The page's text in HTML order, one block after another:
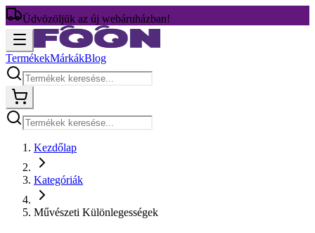
Üdvözöljük az új webáruházban!
TermékekMárkákBlog
Kezdőlap
Kategóriák
Művészeti Különlegességek